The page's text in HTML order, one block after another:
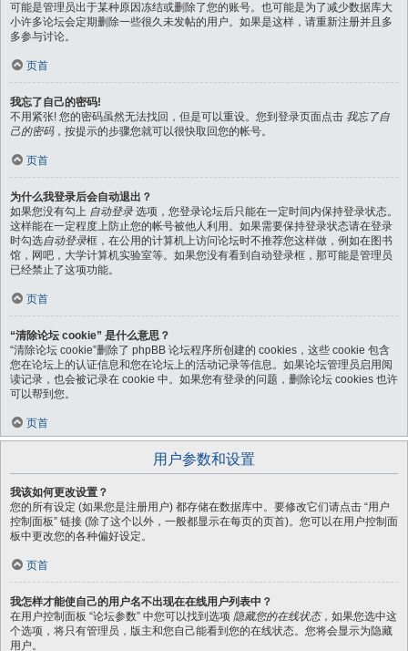
可能是管理员出于某种原因冻结或删除了您的账号。也可能是为了减少数据库大
小许多论坛会定期删除一些很久未发帖的用户。如果是这样，请重新注册并且多
多参与讨论。
页首
我忘了自己的密码!
不用紧张! 您的密码虽然无法找回，但是可以重设。您到登录页面点击 我忘了自
己的密码，按提示的步骤您就可以很快取回您的帐号。
页首
为什么我登录后会自动退出？
如果您没有勾上 自动登录选项，您登录论坛后只能在一定时间内保持登录状态。
这样能在一定程度上防止您的帐号被他人利用。如果需要保持登录状态请在登录
时勾选自动登录框，在公用的计算机上访问论坛时不推荐您这样做，例如在图书
馆，网吧，大学计算机实验室等。如果您没有看到自动登录框，那可能是管理员
已经禁止了这项功能。
页首
“清除论坛 cookie” 是什么意思？
“清除论坛 cookie”删除了 phpBB 论坛程序所创建的 cookies，这些 cookie 包含
您在论坛上的认证信息和您在论坛上的活动记录等信息。如果论坛管理员启用阅
读记录，也会被记录在 cookie 中。如果您有登录的问题，删除论坛 cookies 也许
可以帮到您。
页首
用户参数和设置
我该如何更改设置？
您的所有设定 (如果您是注册用户) 都存储在数据库中。要修改它们请点击 “用户
控制面板” 链接 (除了这个以外，一般都显示在每页的页首)。您可以在用户控制面
板中更改您的各种偏好设定。
页首
我怎样才能使自己的用户名不出现在在线用户列表中？
在用户控制面板 “论坛参数” 中您可以找到选项 隐藏您的在线状态，如果您选中这
个选项，将只有管理员，版主和您自己能看到您的在线状态。您将会显示为隐藏
用户。